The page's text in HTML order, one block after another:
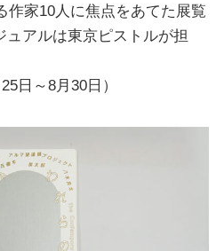
作家10人に焦点をあてた展覧
アルは東京ピストルが担
日～8月30日）